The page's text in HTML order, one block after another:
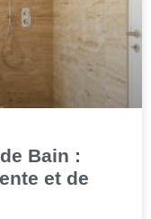
Bain :
et de